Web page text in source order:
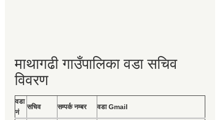
माथागढी गाउँपालिका वडा सचिव
विवरण
वडा
नं
सचिव सम्पर्क नम्बर वडा Gmail